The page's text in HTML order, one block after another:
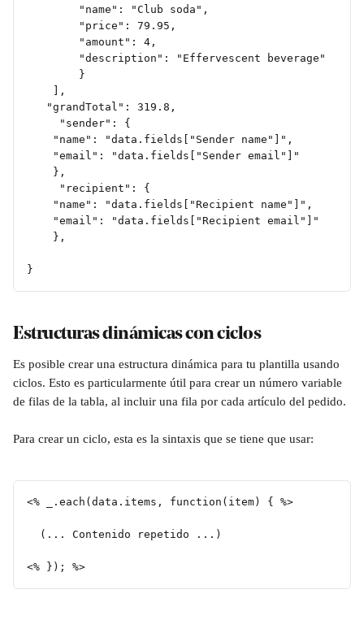
		"name": "Club soda",
		"price": 79.95,
		"amount": 4,
		"description": "Effervescent beverage"
		}
	],
   "grandTotal": 319.8,
     "sender": {
	"name": "data.fields["Sender name"]",
	"email": "data.fields["Sender email"]"
	},
     "recipient": {
	"name": "data.fields["Recipient name"]",
	"email": "data.fields["Recipient email"]"
	},
}
Estructuras dinámicas con ciclos
Es posible crear una estructura dinámica para tu plantilla usando
ciclos. Esto es particularmente útil para crear un número variable
de filas de la tabla, al incluir una fila por cada artículo del pedido.
Para crear un ciclo, esta es la sintaxis que se tiene que usar:
<% _.each(data.items, function(item) { %>
  (... Contenido repetido ...)
<% }); %>